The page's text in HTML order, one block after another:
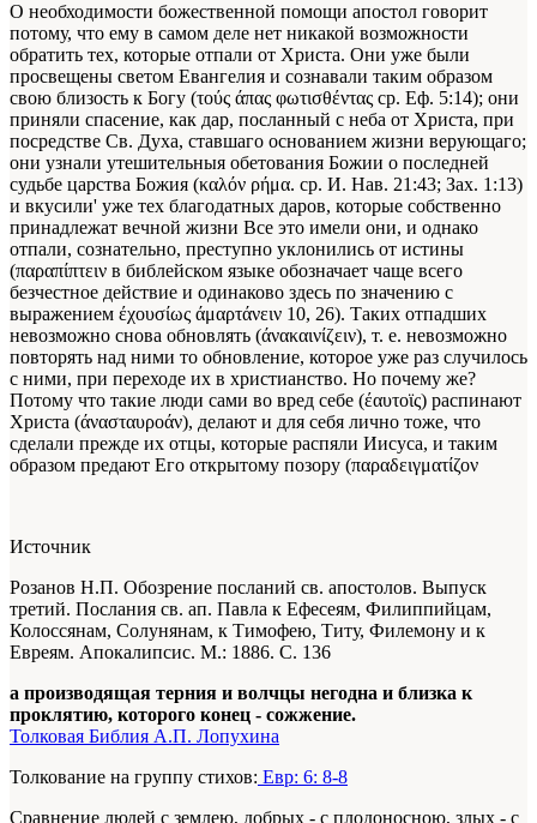
О необходимости божественной помощи апостол говорит
потому, что ему в самом деле нет никакой возможности
обратить тех, которые отпали от Христа. Они уже были
просвещены светом Евангелия и сознавали таким образом
свою близость к Богу (τούς άπας φωτισθέντας ср. Еф. 5:14); они
приняли спасение, как дар, посланный с неба от Христа, при
посредстве Св. Духа, ставшаго основанием жизни верующаго;
они узнали утешительныя обетования Божии о последней
судьбе царства Божия (καλόν ρήμα. ср. И. Нав. 21:43; Зах. 1:13)
и вкусили' уже тех благодатных даров, которые собственно
принадлежат вечной жизни Все это имели они, и однако
отпали, сознательно, преступно уклонились от истины
(παραπίπτειν в библейском языке обозначает чаще всего
безчестное действие и одинаково здесь по значению с
выражением έχουσίως άμαρτάνειν 10, 26). Таких отпадших
невозможно снова обновлять (άνακαινίζειν), т. е. невозможно
повторять над ними то обновление, которое уже раз случилось
с ними, при переходе их в христианство. Но почему же?
Потому что такие люди сами во вред себе (έαυτοϊς) распинают
Христа (άνασταυροάν), делают и для себя лично тоже, что
сделали прежде их отцы, которые распяли Иисуса, и таким
образом предают Его открытому позору (παραδειγματίζον
Источник
Розанов Н.П. Обозрение посланий св. апостолов. Выпуск
третий. Послания св. ап. Павла к Ефесеям, Филиппийцам,
Колоссянам, Солунянам, к Тимофею, Титу, Филемону и к
Евреям. Апокалипсис. М.: 1886. С. 136
а производящая терния и волчцы негодна и близка к
проклятию, которого конец - сожжение.
Толковая Библия А.П. Лопухина
Толкование на группу стихов: Евр: 6: 8-8
Сравнение людей с землею, добрых - с плодоносною, злых - с